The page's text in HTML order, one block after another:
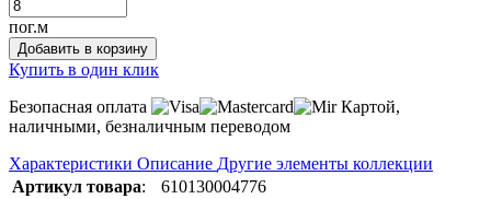
пог.м
Добавить в корзину
Купить в один клик
Безопасная оплата
Картой,
наличными, безналичным переводом
Характеристики Описание Другие элементы коллекции
Артикул товара:
610130004776